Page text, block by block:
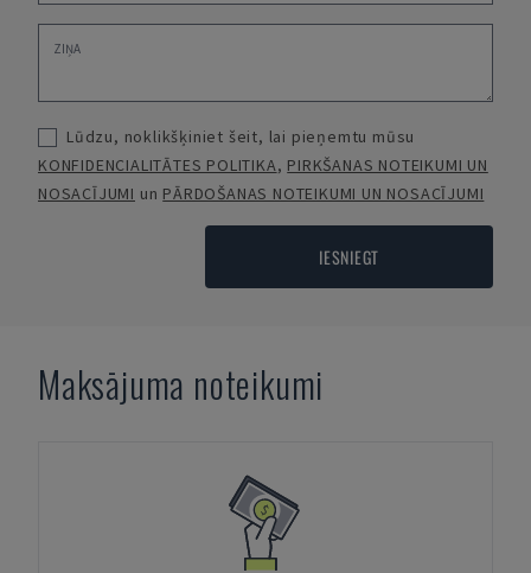
Lūdzu, noklikšķiniet šeit, lai pieņemtu mūsu
KONFIDENCIALITĀTES POLITIKA, PIRKŠANAS NOTEIKUMI UN
NOSACĪJUMI un PĀRDOŠANAS NOTEIKUMI UN NOSACĪJUMI
IESNIEGT
Maksājuma noteikumi